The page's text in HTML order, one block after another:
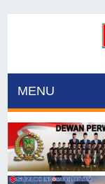
MENU